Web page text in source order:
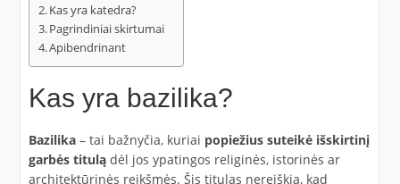
Kas yra katedra?
Pagrindiniai skirtumai
Apibendrinant
Kas yra bazilika?
Bazilika– tai bažnyčia, kuriai popiežius suteikė išskirtinį
garbės titulądėl jos ypatingos religinės, istorinės ar
architektūrinės reikšmės. Šis titulas nereiškia, kad